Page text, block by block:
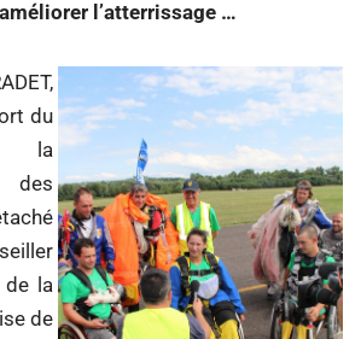
l’atterrissage …
du
la
des
de la
de